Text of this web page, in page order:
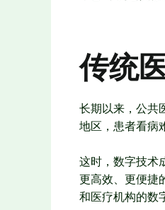
传统
长期以来，公共
地区，患者看病
这时，数字技术
更高效、更便捷
和医疗机构的数